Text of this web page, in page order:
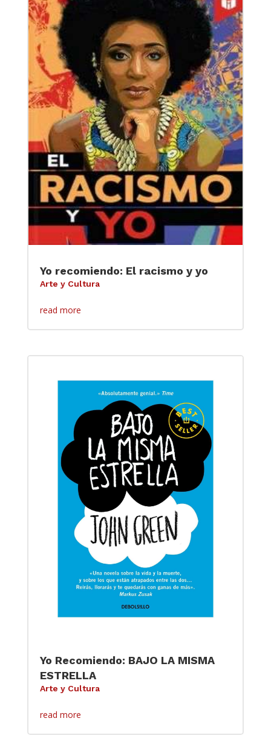
Yo recomiendo: El racismo y yo
Arte y Cultura
read more
Yo Recomiendo: BAJO LA MISMA
ESTRELLA
Arte y Cultura
read more